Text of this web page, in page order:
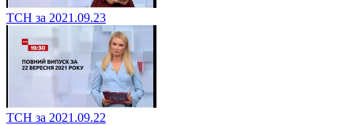
ТСН за 2021.09.23
ТСН за 2021.09.22